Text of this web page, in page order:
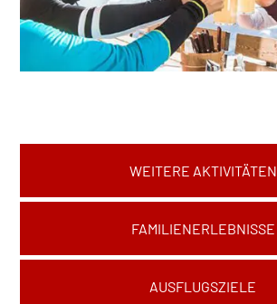
WEITERE AKTIVITÄTEN
FAMILIENERLEBNISSE
AUSFLUGSZIELE